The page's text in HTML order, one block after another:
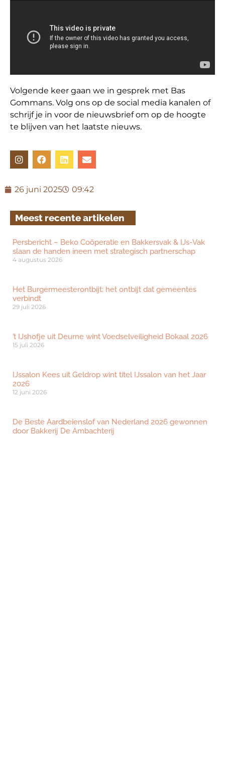
Volgende keer gaan we in gesprek met Bas
Gommans. Volg ons op de social media kanalen of
schrijf je in voor de nieuwsbrief om op de hoogte
te blijven van het laatste nieuws.
26 juni 2025 09:42
Meest recente artikelen
Persbericht – Beko Coöperatie en Bakkersvak & IJs-Vak
slaan de handen ineen met strategisch partnerschap
4 augustus 2026
Het Burgermeesterontbijt: het ontbijt dat gemeentes
verbindt
29 juli 2026
’t IJshofje uit Deurne wint Voedselveiligheid Bokaal 2026
15 juli 2026
IJssalon Kees uit Geldrop wint titel IJssalon van het Jaar
2026
12 juni 2026
De Beste Aardbeienslof van Nederland 2026 gewonnen
door Bakkerij De Ambachterij